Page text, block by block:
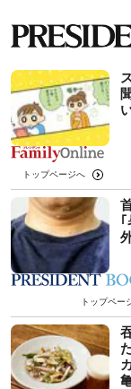
トップページへ
トップペー